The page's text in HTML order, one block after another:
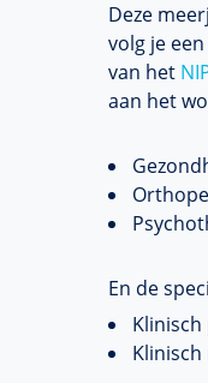
Deze
volg je
van het
aan het
En de